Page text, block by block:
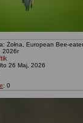
Żołna, European Bee-
2026r
26 Maj, 2026
: 0